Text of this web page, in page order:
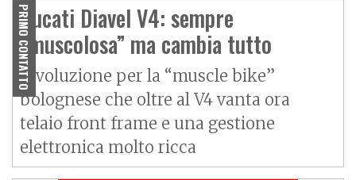
PRIMO CONTATTO
Ducati Diavel V4: sempre
“muscolosa” ma cambia tutto
Rivoluzione per la “muscle bike”
bolognese che oltre al V4 vanta ora
telaio front frame e una gestione
elettronica molto ricca